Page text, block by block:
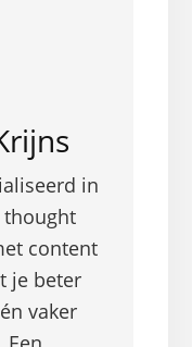
in
thought
content
je beter
vaker